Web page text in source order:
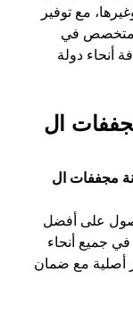
مع توفير
متخصص في
أنحاء دولة
ال
مجففات ال
على أفضل
في جميع أنحاء
أصلية مع ضمان